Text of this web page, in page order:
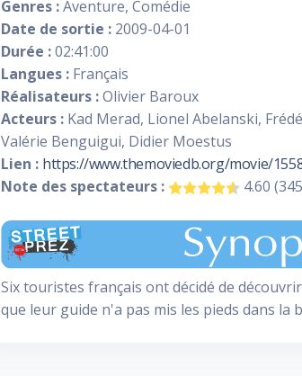
Genres :Aventure, Comédie
Date de sortie : 2009-04-01
Durée :02:41:00
Langues : Français
Réalisateurs :Olivier Baroux
Acteurs : Kad Merad, Lionel Abelanski,
Valérie Benguigui, Didier Moestus
Lien : https://www.themoviedb.org/movie/
Note des spectateurs :
4.60
Six touristes français ont décidé de
que leur guide n'a pas mis les pieds dans la